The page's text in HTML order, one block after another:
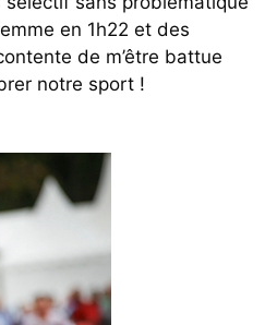
en 1h22 et des
de m’être battue
notre sport !